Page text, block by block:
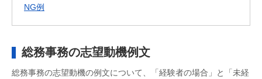
NG例
総務事務の志望動機例文
総務事務の志望動機の例文について、「経験者の場合」と「未経